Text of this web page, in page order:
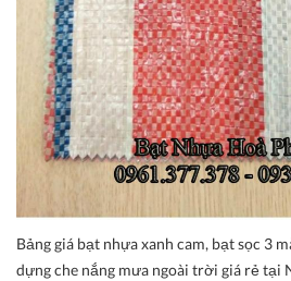
Bảng giá bạt nhựa xanh cam, bạt sọc 3
dựng che nắng mưa ngoài trời giá rẻ tại